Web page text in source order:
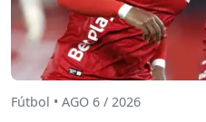
Fútbol • AGO 6 / 2026